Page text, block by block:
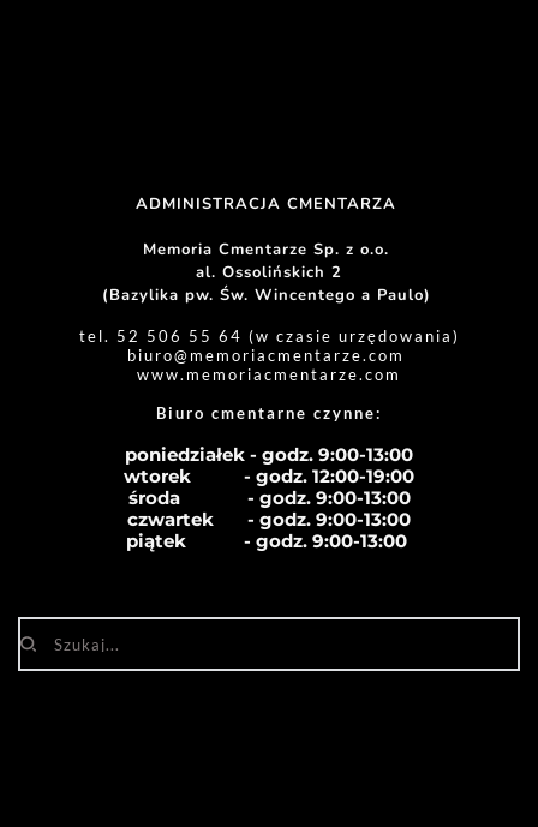
ADMINISTRACJA CMENTARZA
Memoria Cmentarze Sp. z o.o.
al. Ossolińskich 2
(Bazylika pw. Św. Wincentego a Paulo)
tel. 52 506 55 64 (w czasie urzędowania)
biuro@memoriacmentarze.com
www.memoriacmentarze.com
Biuro cmentarne czynne:
poniedziałek - godz. 9:00-13:00
wtorek           - godz. 12:00-19:00
środa              - godz. 9:00-13:00
czwartek       - godz. 9:00-13:00
piątek            - godz. 9:00-13:00